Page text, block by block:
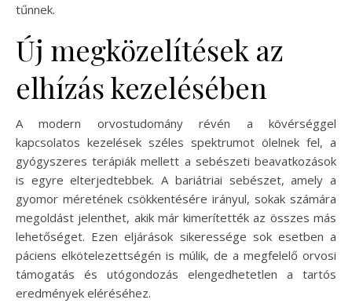
tűnnek.
Új megközelítések az
elhízás kezelésében
A modern orvostudomány révén a kövérséggel
kapcsolatos kezelések széles spektrumot ölelnek fel, a
gyógyszeres terápiák mellett a sebészeti beavatkozások
is egyre elterjedtebbek. A bariátriai sebészet, amely a
gyomor méretének csökkentésére irányul, sokak számára
megoldást jelenthet, akik már kimerítették az összes más
lehetőséget. Ezen eljárások sikeressége sok esetben a
páciens elkötelezettségén is múlik, de a megfelelő orvosi
támogatás és utógondozás elengedhetetlen a tartós
eredmények eléréséhez.